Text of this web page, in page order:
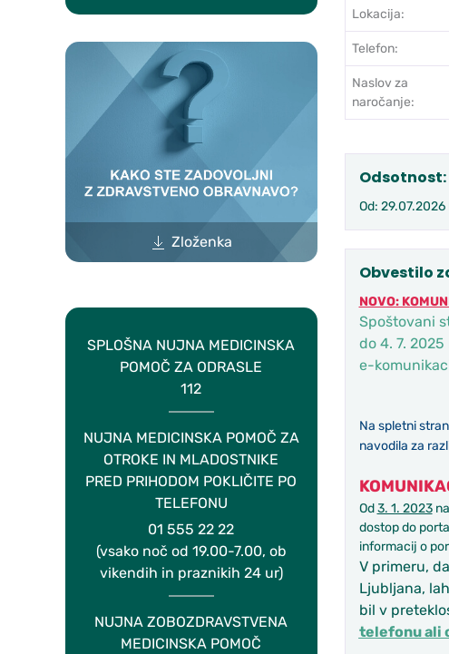
Zloženka
SPLOŠNA NUJNA MEDICINSKA
POMOČ ZA ODRASLE
112
NUJNA MEDICINSKA POMOČ ZA
OTROKE IN MLADOSTNIKE
PRED PRIHODOM POKLIČITE PO
TELEFONU
01 555 22 22
(vsako noč od 19.00-7.00, ob
vikendih in praznikih 24 ur)
NUJNA ZOBOZDRAVSTVENA
MEDICINSKA POMOČ
Lokacija:
Telefon:
Naslov za
naročanje:
Odsotnost:
Od:
Obvestilo
NOVO:
Spoštovani
do 4. 7.
e-
Na spletni
navodila za
Od3. 1. 2023
dostop do
informacij o
V primeru,
Ljubljana,
bil v
telefonu ali